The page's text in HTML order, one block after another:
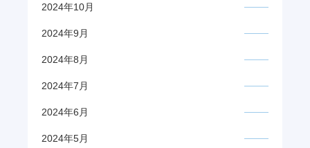
2024年10月
2024年9月
2024年8月
2024年7月
2024年6月
2024年5月